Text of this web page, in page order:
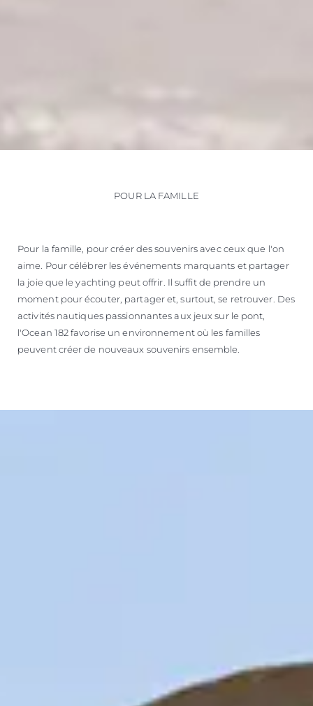
POUR LA FAMILLE
Pour la famille, pour créer des souvenirs avec ceux que l'on
aime. Pour célébrer les événements marquants et partager
la joie que le yachting peut offrir. Il suffit de prendre un
moment pour écouter, partager et, surtout, se retrouver. Des
activités nautiques passionnantes aux jeux sur le pont,
l'Ocean 182 favorise un environnement où les familles
peuvent créer de nouveaux souvenirs ensemble.